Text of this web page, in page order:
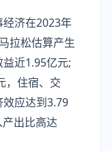
济在2023年
拉松估算产生
近1.95亿元;
，住宿、交
应达到3.79
出比高达